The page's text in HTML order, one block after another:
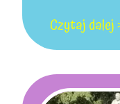
Czytaj dalej